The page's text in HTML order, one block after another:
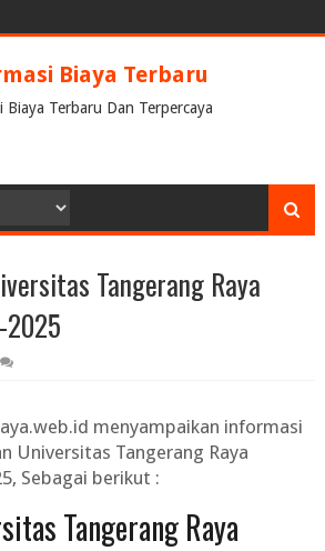
Biaya Terbaru
Biaya Terbaru Dan Terpercaya
Tangerang Raya
2025
menyampaikan informasi
Universitas Tangerang Raya
, Sebagai berikut :
Tangerang Raya